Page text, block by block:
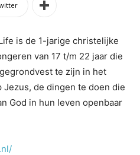
is de 1-jarige christelijke
van 17 t/m 22 jaar die
te zijn in het
Jezus, de dingen te doen die
God in hun leven openbaar